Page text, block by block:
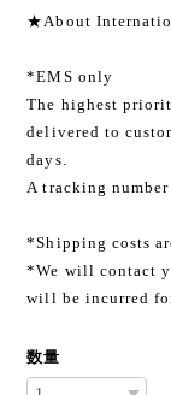
★About
*EMS only
The highest
delivered to
days.
A tracking
*Shipping costs
*We will contact
will be incurred
数量